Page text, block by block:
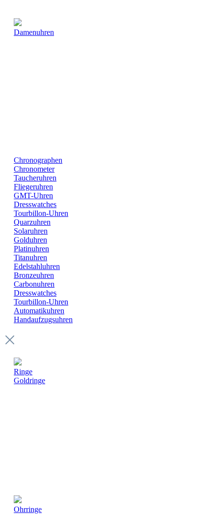
Damenuhren
Chronographen
Chronometer
Taucheruhren
Fliegeruhren
GMT-Uhren
Dresswatches
Tourbillon-Uhren
Quarzuhren
Solaruhren
Golduhren
Platinuhren
Titanuhren
Edelstahluhren
Bronzeuhren
Carbonuhren
Dresswatches
Tourbillon-Uhren
Automatikuhren
Handaufzugsuhren
Ringe
Goldringe
Ohrringe